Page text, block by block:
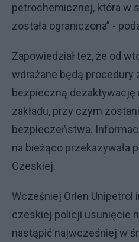
petrochemicznej, która w
została ograniczona” -
Zapowiedział też, że od
wdrażane będą procedury
bezpieczną dezaktywację
zakładu, przy czym
bezpieczeństwa.
na bieżąco przekazywała
Czeskiej.
Wcześniej Orlen Unipetrol
czeskiej policji usunięcie
nastąpić najwcześniej w